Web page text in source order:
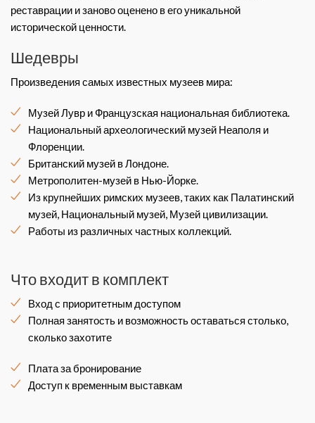
реставрации и заново оценено в его уникальной
исторической ценности.
Шедевры
Произведения самых известных музеев мира:
Музей Лувр и Французская национальная библиотека.
Национальный археологический музей Неаполя и
Флоренции.
Британский музей в Лондоне.
Метрополитен-музей в Нью-Йорке.
Из крупнейших римских музеев, таких как Палатинский
музей, Национальный музей, Музей цивилизации.
Работы из различных частных коллекций.
Что входит в комплект
Вход с приоритетным доступом
Полная занятость и возможность оставаться столько,
сколько захотите
Плата за бронирование
Доступ к временным выставкам